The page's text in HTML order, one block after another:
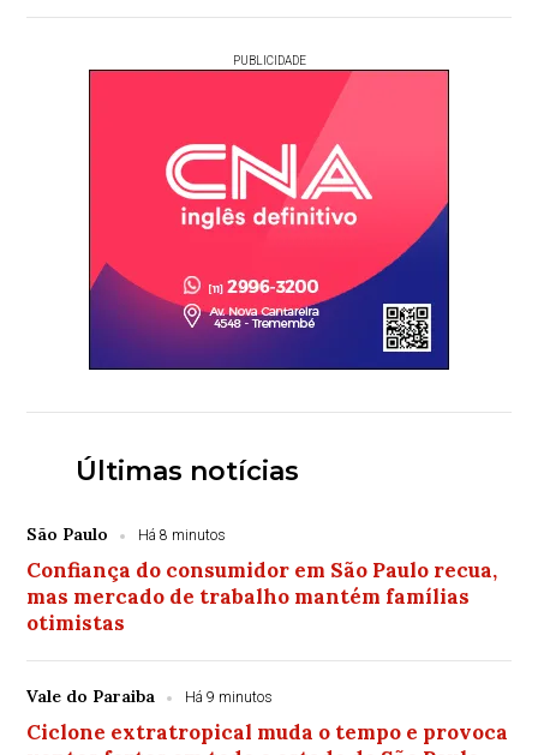
PUBLICIDADE
Últimas notícias
São Paulo Há 8 minutos
Confiança do consumidor em São Paulo recua,
mas mercado de trabalho mantém famílias
otimistas
Vale do Paraiba Há 9 minutos
Ciclone extratropical muda o tempo e provoca